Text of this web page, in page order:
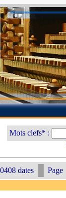
Mots clefs* :
dates Page